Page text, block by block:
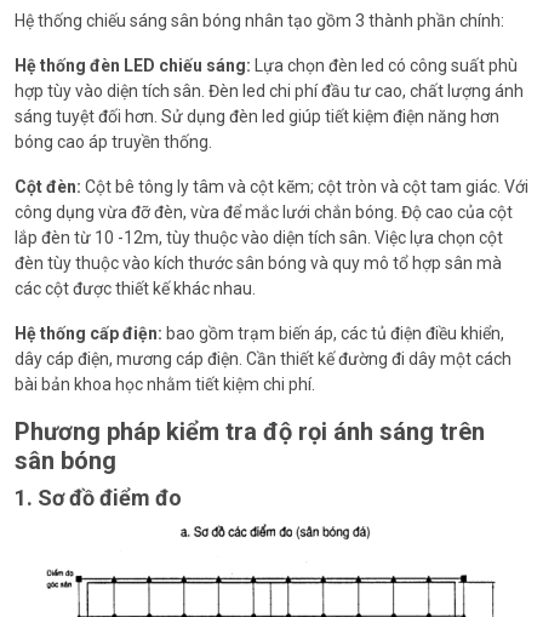
Hệ thống chiếu sáng sân bóng nhân tạo gồm 3 thành phần chính:
Hệ thống đèn LED chiếu sáng: Lựa chọn đèn led có công suất phù
hợp tùy vào diện tích sân. Đèn led chi phí đầu tư cao, chất lượng ánh
sáng tuyệt đối hơn. Sử dụng đèn led giúp tiết kiệm điện năng hơn
bóng cao áp truyền thống.
Cột đèn: Cột bê tông ly tâm và cột kẽm; cột tròn và cột tam giác. Với
công dụng vừa đỡ đèn, vừa để mắc lưới chắn bóng. Độ cao của cột
lắp đèn từ 10 -12m, tùy thuộc vào diện tích sân. Việc lựa chọn cột
đèn tùy thuộc vào kích thước sân bóng và quy mô tổ hợp sân mà
các cột được thiết kế khác nhau.
Hệ thống cấp điện: bao gồm trạm biến áp, các tủ điện điều khiển,
dây cáp điện, mương cáp điện. Cần thiết kế đường đi dây một cách
bài bản khoa học nhằm tiết kiệm chi phí.
Phương pháp kiểm tra độ rọi ánh sáng trên
sân bóng
1. Sơ đồ điểm đo